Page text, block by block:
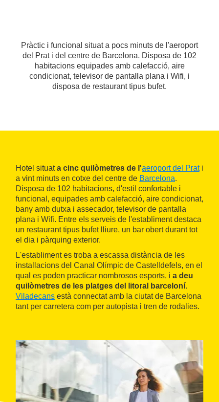
Pràctic i funcional situat a pocs minuts de l'aeroport
del Prat i del centre de Barcelona. Disposa de 102
habitacions equipades amb calefacció, aire
condicionat, televisor de pantalla plana i Wifi, i
disposa de restaurant tipus bufet.
Hotel situata cinc quilòmetres de l'aeroport del Prati
a vint minuts en cotxe del centre de Barcelona.
Disposa de 102 habitacions, d'estil confortable i
funcional, equipades amb calefacció, aire condicionat,
bany amb dutxa i assecador, televisor de pantalla
plana i Wifi. Entre els serveis de l'establiment destaca
un restaurant tipus bufet lliure, un bar obert durant tot
el dia i pàrquing exterior.
L'establiment es troba a escassa distància de les
installacions del Canal Olímpic de Castelldefels, en el
qual es poden practicar nombrosos esports, i a deu
quilòmetres de les platges del litoral barceloní.
Viladecans està connectat amb la ciutat de Barcelona
tant per carretera com per autopista i tren de rodalies.